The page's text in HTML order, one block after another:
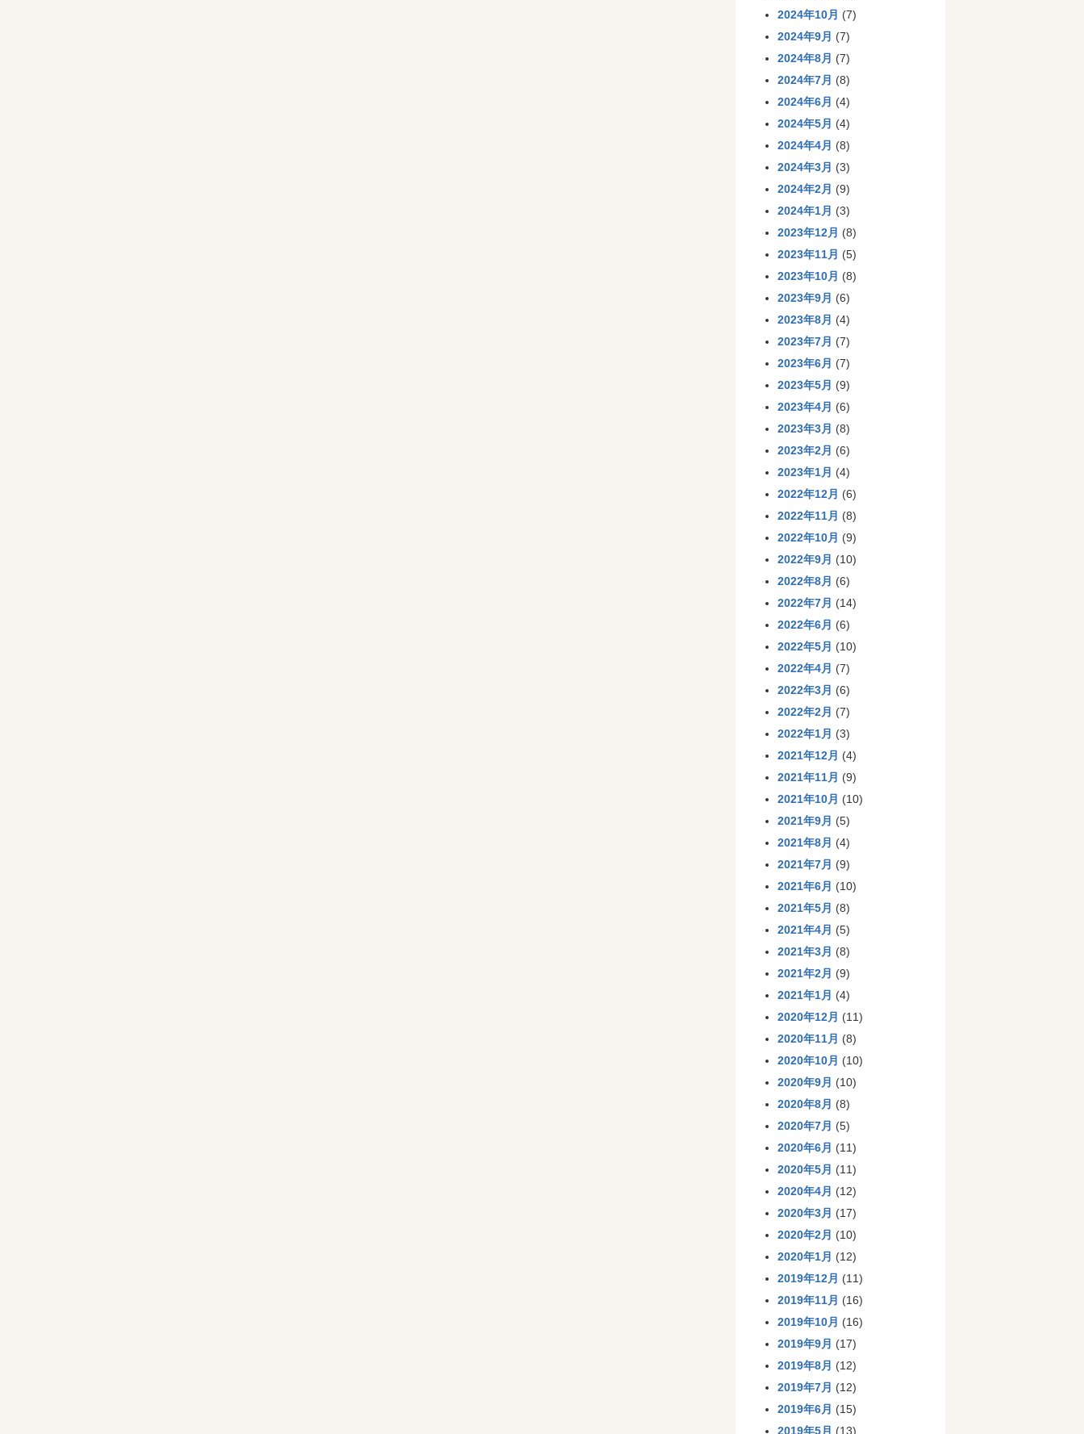
2024年10月 (7)
2024年9月 (7)
2024年8月 (7)
2024年7月 (8)
2024年6月 (4)
2024年5月 (4)
2024年4月 (8)
2024年3月 (3)
2024年2月 (9)
2024年1月 (3)
2023年12月 (8)
2023年11月 (5)
2023年10月 (8)
2023年9月 (6)
2023年8月 (4)
2023年7月 (7)
2023年6月 (7)
2023年5月 (9)
2023年4月 (6)
2023年3月 (8)
2023年2月 (6)
2023年1月 (4)
2022年12月 (6)
2022年11月 (8)
2022年10月 (9)
2022年9月 (10)
2022年8月 (6)
2022年7月 (14)
2022年6月 (6)
2022年5月 (10)
2022年4月 (7)
2022年3月 (6)
2022年2月 (7)
2022年1月 (3)
2021年12月 (4)
2021年11月 (9)
2021年10月 (10)
2021年9月 (5)
2021年8月 (4)
2021年7月 (9)
2021年6月 (10)
2021年5月 (8)
2021年4月 (5)
2021年3月 (8)
2021年2月 (9)
2021年1月 (4)
2020年12月 (11)
2020年11月 (8)
2020年10月 (10)
2020年9月 (10)
2020年8月 (8)
2020年7月 (5)
2020年6月 (11)
2020年5月 (11)
2020年4月 (12)
2020年3月 (17)
2020年2月 (10)
2020年1月 (12)
2019年12月 (11)
2019年11月 (16)
2019年10月 (16)
2019年9月 (17)
2019年8月 (12)
2019年7月 (12)
2019年6月 (15)
2019年5月 (13)